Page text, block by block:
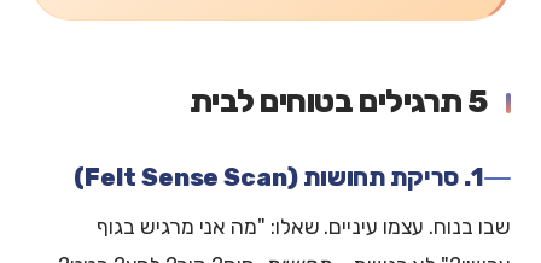
5 תרגילים בטוחים לבית
1. סריקת תחושות (Felt Sense Scan)
שבו בנוח. עצמו עיניים. שאלו: "מה אני מרגיש בגוף